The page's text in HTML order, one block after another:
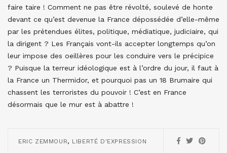
faire taire ! Comment ne pas être révolté, soulevé de honte
devant ce qu’est devenue la France dépossédée d’elle-même
par les prétendues élites, politique, médiatique, judiciaire, qui
la dirigent ? Les Français vont-ils accepter longtemps qu’on
leur impose des oeillères pour les conduire vers le précipice
? Puisque la terreur idéologique est à l’ordre du jour, il faut à
la France un Thermidor, et pourquoi pas un 18 Brumaire qui
chassent les terroristes du pouvoir ! C’est en France
désormais que le mur est à abattre !
ERIC ZEMMOUR, LIBERTÉ D'EXPRESSION